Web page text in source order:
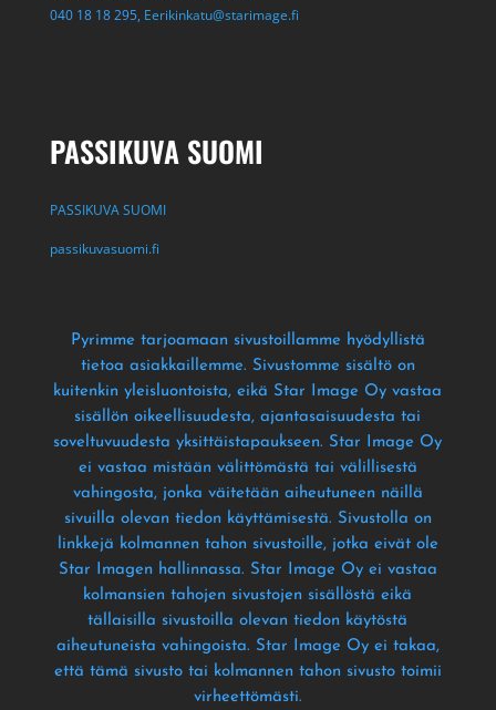
040 18 18 295, Eerikinkatu@starimage.fi
PASSIKUVA SUOMI
PASSIKUVA SUOMI
passikuvasuomi.fi
Pyrimme tarjoamaan sivustoillamme hyödyllistä
tietoa asiakkaillemme. Sivustomme sisältö on
kuitenkin yleisluontoista, eikä Star Image Oy vastaa
sisällön oikeellisuudesta, ajantasaisuudesta tai
soveltuvuudesta yksittäistapaukseen. Star Image Oy
ei vastaa mistään välittömästä tai välillisestä
vahingosta, jonka väitetään aiheutuneen näillä
sivuilla olevan tiedon käyttämisestä. Sivustolla on
linkkejä kolmannen tahon sivustoille, jotka eivät ole
Star Imagen hallinnassa. Star Image Oy ei vastaa
kolmansien tahojen sivustojen sisällöstä eikä
tällaisilla sivustoilla olevan tiedon käytöstä
aiheutuneista vahingoista. Star Image Oy ei takaa,
että tämä sivusto tai kolmannen tahon sivusto toimii
virheettömästi.